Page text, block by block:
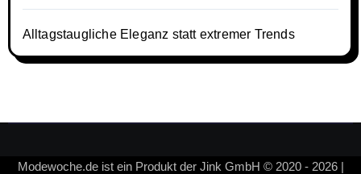
Alltagstaugliche Eleganz statt extremer Trends
Modewoche.de ist ein Produkt der Jink GmbH © 2020 - 2026 |